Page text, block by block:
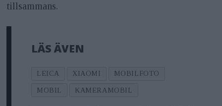
tillsammans.
LÄS ÄVEN
LEICA XIAOMI MOBILFOTO
MOBIL KAMERAMOBIL